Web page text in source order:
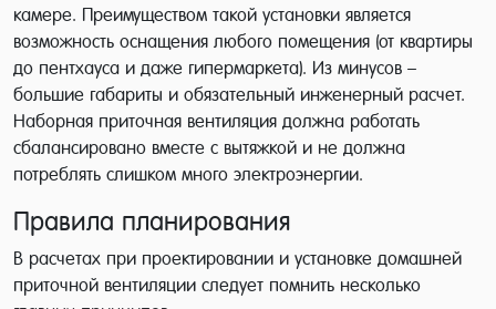
камере. Преимуществом такой установки является
возможность оснащения любого помещения (от квартиры
до пентхауса и даже гипермаркета). Из минусов –
большие габариты и обязательный инженерный расчет.
Наборная приточная вентиляция должна работать
сбалансировано вместе с вытяжкой и не должна
потреблять слишком много электроэнергии.
Правила планирования
В расчетах при проектировании и установке домашней
приточной вентиляции следует помнить несколько